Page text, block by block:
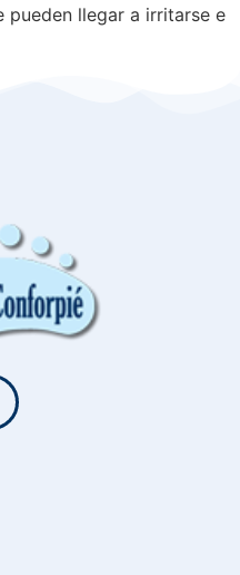
pueden llegar a irritarse e